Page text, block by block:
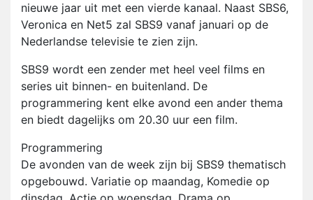
nieuwe jaar uit met een vierde kanaal. Naast SBS6,
Veronica en Net5 zal SBS9 vanaf januari op de
Nederlandse televisie te zien zijn.
SBS9 wordt een zender met heel veel films en
series uit binnen- en buitenland. De
programmering kent elke avond een ander thema
en biedt dagelijks om 20.30 uur een film.
Programmering
De avonden van de week zijn bij SBS9 thematisch
opgebouwd. Variatie op maandag, Komedie op